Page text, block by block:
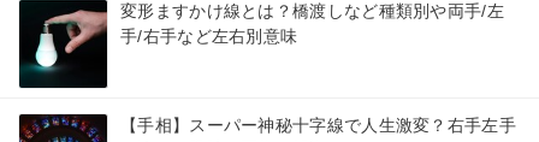
変形ますかけ線とは？橋渡しなど種類別や両手/左
手/右手など左右別意味
【手相】スーパー神秘十字線で人生激変？右手左手